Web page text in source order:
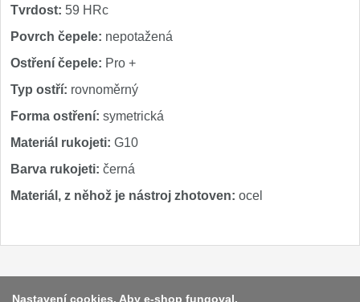
Tvrdost: 59 HRc
Povrch čepele: nepotažená
Ostření čepele: Pro +
Typ ostří: rovnoměrný
Forma ostření: symetrická
Materiál rukojeti: G10
Barva rukojeti: černá
Materiál, z něhož je nástroj zhotoven: ocel
Platba a dodávka
Nastavení cookies. Aby e-shop fungoval,